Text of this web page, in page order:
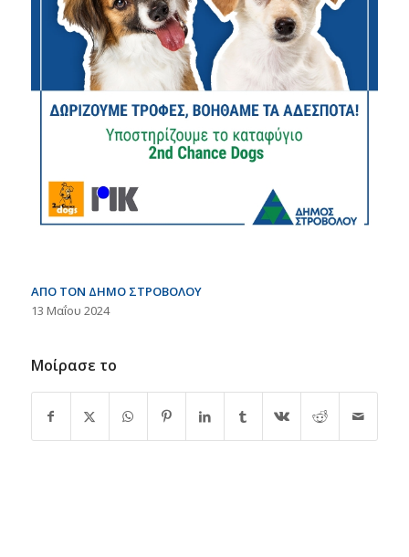
ΑΠΟ ΤΟΝ ΔΗΜΟ ΣΤΡΟΒΟΛΟΥ
13 Μαΐου 2024
Μοίρασε το